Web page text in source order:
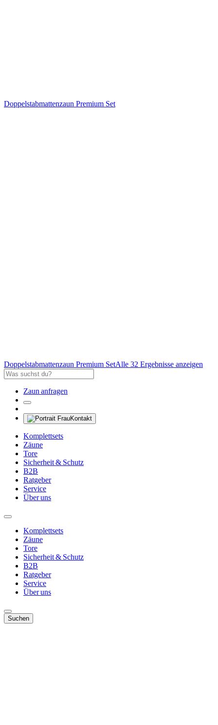
Doppelstabmattenzaun Premium Set
Doppelstabmattenzaun Premium SetAlle 32 Ergebnisse anzeigen
Zaun anfragen
Kontakt
Komplettsets
Zäune
Tore
Sicherheit & Schutz
B2B
Ratgeber
Service
Über uns
Komplettsets
Zäune
Tore
Sicherheit & Schutz
B2B
Ratgeber
Service
Über uns
Suchen